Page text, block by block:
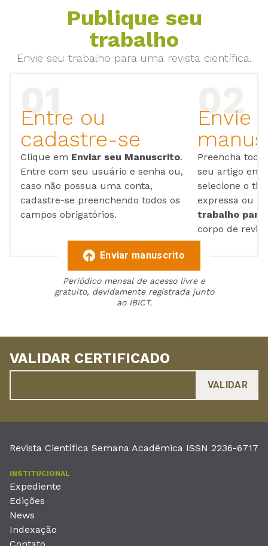
Publique seu
trabalho
Envie seu trabalho para uma revista científica.
Entre ou
cadastre-se
Clique em Enviar seu Manuscrito.
Entre com seu usuário e senha ou,
caso não possua uma conta,
cadastre-se preenchendo todos os
campos obrigatórios.
Envie
Preencha
seu artigo em
selecione o
expressa ou
trabalho para
corpo de
Enviar manuscrito
Periódico mensal de acesso livre e
gratuito, devidamente registrada junto
ao IBICT.
VALIDAR CERTIFICADO
Revista Científica Semana Acadêmica ISSN 2236-6717
INSTITUCIONAL
Expediente
Edições
News
Indexação